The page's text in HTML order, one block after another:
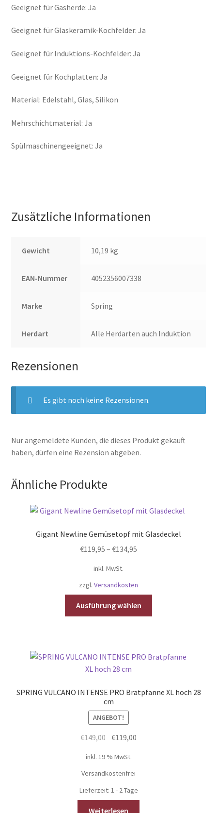
Geeignet für Gasherde: Ja
Geeignet für Glaskeramik-Kochfelder: Ja
Geeignet für Induktions-Kochfelder: Ja
Geeignet für Kochplatten: Ja
Material: Edelstahl, Glas, Silikon
Mehrschichtmaterial: Ja
Spülmaschinengeeignet: Ja
Zusätzliche Informationen
Gewicht 10,19 kg
EAN-Nummer 4052356007338
Marke Spring
Herdart Alle Herdarten auch Induktion
Rezensionen
Es gibt noch keine Rezensionen.
Nur angemeldete Kunden, die dieses Produkt gekauft
haben, dürfen eine Rezension abgeben.
Ähnliche Produkte
Gigant Newline Gemüsetopf mit Glasdeckel
€119,95 – €134,95
inkl. MwSt.
zzgl. Versandkosten
Ausführung wählen
auf.
können
SPRING VULCANO INTENSE PRO Bratpfanne XL hoch 28
cm
ANGEBOT!
€149,00 Ursprünglicher
war:
€149,00
€119,00
inkl. 19 % MwSt.
Versandkostenfrei
Lieferzeit: 1 - 2 Tage
Weiterlesen